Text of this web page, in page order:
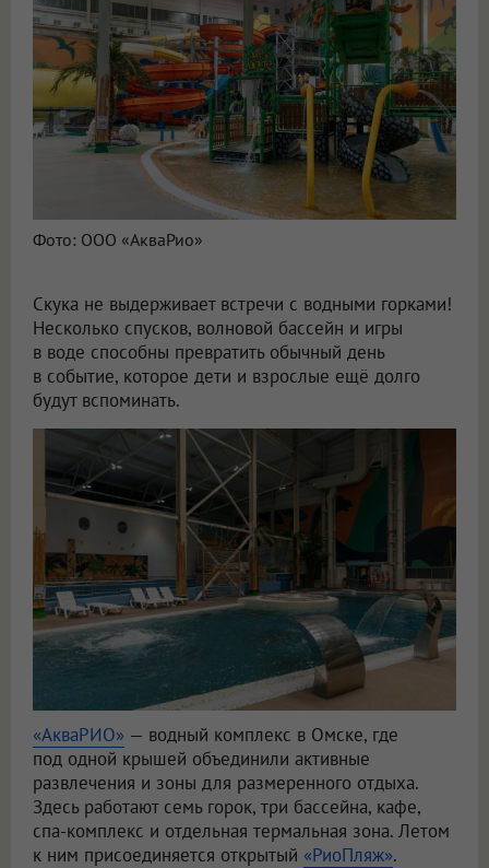
Фото: ООО «АкваРио»
Скука не выдерживает встречи с водными горками!
Несколько спусков, волновой бассейн и игры
в воде способны превратить обычный день
в событие, которое дети и взрослые ещё долго
будут вспоминать.
«АкваРИО» — водный комплекс в Омске, где
под одной крышей объединили активные
развлечения и зоны для размеренного отдыха.
Здесь работают семь горок, три бассейна, кафе,
спа-комплекс и отдельная термальная зона. Летом
к ним присоединяется открытый «РиоПляж».